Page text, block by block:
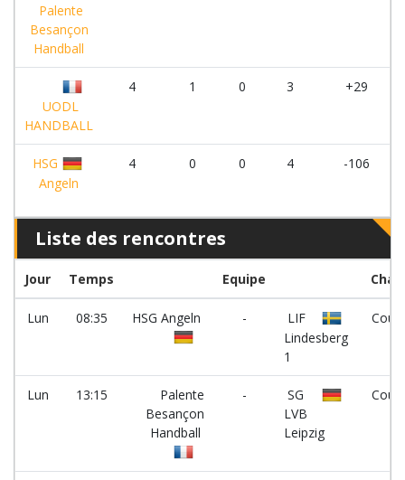
Palente
Besançon
Handball
UODL
HANDBALL
4 1 0 3 +29
HSG
Angeln
4 0 0 4 -106
Liste des rencontres
Jour Temps Equipe
Lun 08:35 HSG Angeln -
LIF
Lindesberg
1
Lun 13:15
Palente
Besançon
Handball
-
SG
LVB
Leipzig